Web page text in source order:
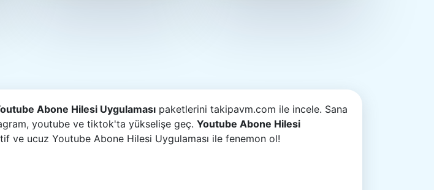
Abone Hilesi Uygulaması paketlerini takipavm.com ile incele. Sana
youtube ve tiktok'ta yükselişe geç. Youtube Abone Hilesi
ve ucuz Youtube Abone Hilesi Uygulaması ile fenemon ol!